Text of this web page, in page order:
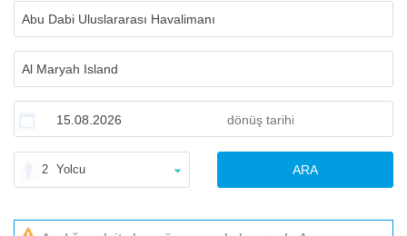
2 Yolcu ARA